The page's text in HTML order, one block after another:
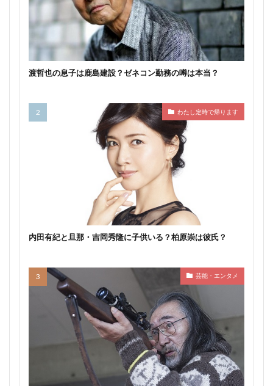
渡哲也の息子は鹿島建設？ゼネコン勤務の噂は本当？
わたし定時で帰ります
内田有紀と旦那・吉岡秀隆に子供いる？柏原崇は彼氏？
芸能・エンタメ